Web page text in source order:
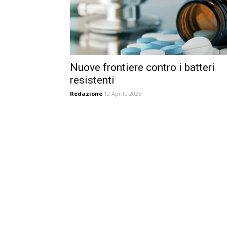
Nuove frontiere contro i batteri
resistenti
Redazione 12 Aprile 2025